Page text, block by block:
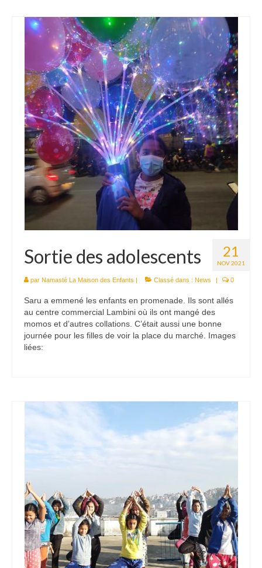
21
NOV 2021
Sortie des adolescents
par Namasté La Maison des Enfants | Classé dans : News | 0
Saru a emmené les enfants en promenade. Ils sont allés
au centre commercial Lambini où ils ont mangé des
momos et d’autres collations. C’était aussi une bonne
journée pour les filles de voir la place du marché. Images
liées: